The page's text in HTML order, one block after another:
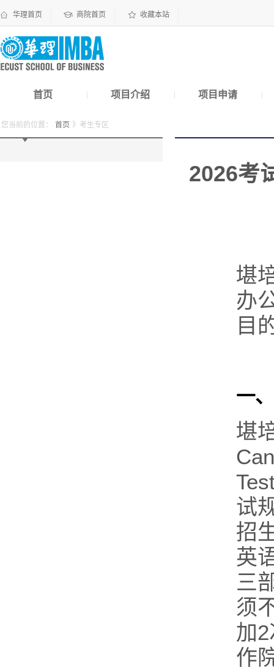
华理首页 商院首页 收藏本站
首页 项目介绍 项目申请
您当前的位置： 首页 》考生专区
2026考
堪
办
目
一
堪
试
招
英
三
须
加
作